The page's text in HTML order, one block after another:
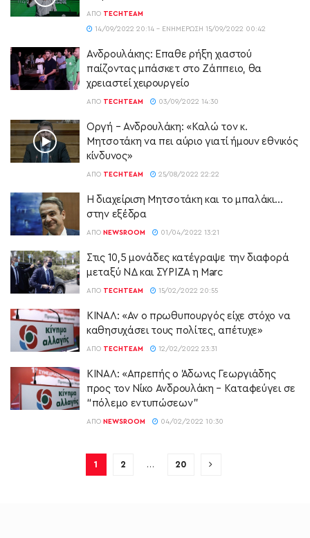
ΑΠΌ TECHTEAM
14/09/2022 20:14 - ΕΝΗΜΈΡΩΣΗ 15/09/2022 00:42
Ανδρουλάκης: Επαθε ρήξη χιαστού
παίζοντας μπάσκετ στο Ζάππειο, θα
χρειαστεί χειρουργείο
ΑΠΌ TECHTEAM 03/09/2022 14:30
Οργή – Ανδρουλάκη: «Καλώ τον κ.
Μητσοτάκη να πει αύριο γιατί ήμουν εθνικός
κίνδυνος»
ΑΠΌ TECHTEAM 25/08/2022 22:22
Η διαχείριση Μητσοτάκη και το μπαλάκι…
στην εξέδρα
ΑΠΌ NEWSROOM 01/04/2022 13:21
Στις 10,5 μονάδες κατέγραψε την διαφορά
μεταξύ ΝΔ και ΣΥΡΙΖΑ η Marc
ΑΠΌ TECHTEAM 15/02/2022 20:55
ΚΙΝΑΛ: «Αν ο πρωθυπουργός είχε στόχο να
καθησυχάσει τους πολίτες, απέτυχε»
ΑΠΌ TECHTEAM 12/02/2022 23:31
ΚΙΝΑΛ: «Απρεπής ο Άδωνις Γεωργιάδης
προς τον Νίκο Ανδρουλάκη – Καταφεύγει σε
“πόλεμο εντυπώσεων”
ΑΠΌ NEWSROOM 04/02/2022 10:30
1 2 … 20